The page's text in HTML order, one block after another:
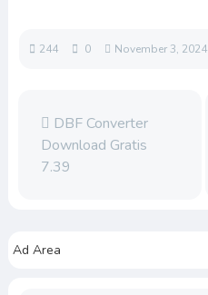
244 0 November 3, 2024
DBF Converter
Download Gratis
7.39
Ad Area